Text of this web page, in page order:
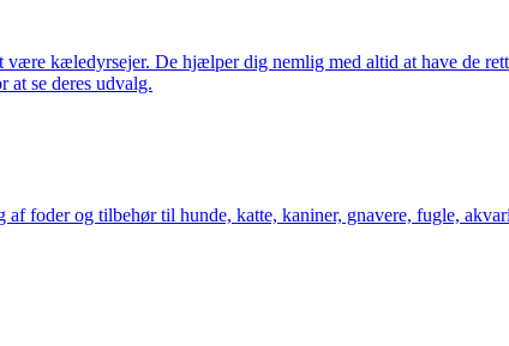
kæledyrsejer. De hjælper dig nemlig med altid at have de
se deres udvalg.
foder og tilbehør til hunde, katte, kaniner, gnavere, fugle,